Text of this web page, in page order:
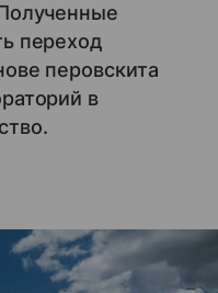
переход
перовскита
в